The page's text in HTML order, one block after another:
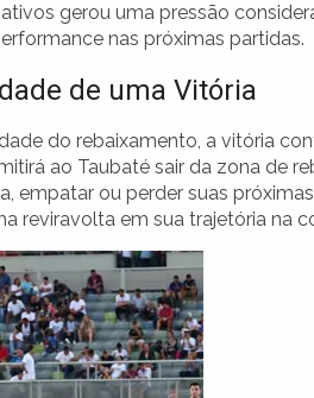
gerou uma pressão
nas próximas partidas.
de uma Vitória
do rebaixamento, a vitória
ao Taubaté sair da zona de
empatar ou perder suas
reviravolta em sua trajetória na